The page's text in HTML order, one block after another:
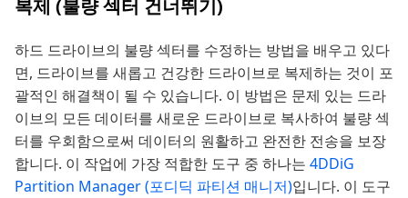
복제 (불량 섹터 건너뛰기)
하드 드라이브의 불량 섹터를 수정하는 방법을 배우고 있다
면, 드라이브를 새롭고 건강한 드라이브로 복제하는 것이 포
괄적인 해결책이 될 수 있습니다. 이 방법은 문제 있는 드라
이브의 모든 데이터를 새로운 드라이브로 복사하여 불량 섹
터를 우회함으로써 데이터의 원활하고 완전한 전송을 보장
합니다. 이 작업에 가장 적합한 도구 중 하나는 4DDiG
Partition Manager (포디딕 파티션 매니저)입니다. 이 도구